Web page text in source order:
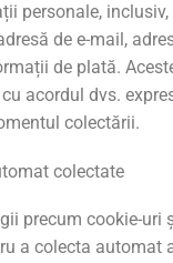
personale,
de e-mail,
de plată.
acordul dvs.
colectării.
colectate
precum cookie-uri
a colecta automat